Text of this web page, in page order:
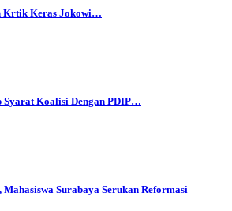
Krtik Keras Jokowi…
Koalisi Dengan PDIP…
Surabaya Serukan Reformasi